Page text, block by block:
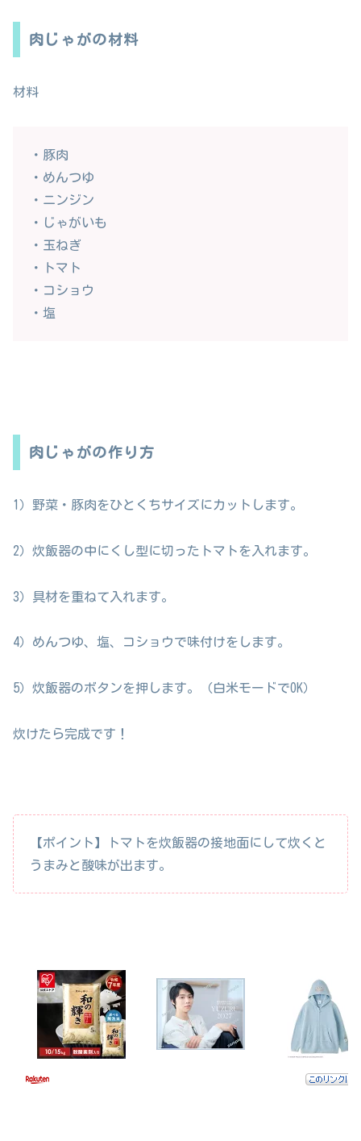
肉じゃがの材料
材料
・豚肉
・めんつゆ
・ニンジン
・じゃがいも
・玉ねぎ
・トマト
・コショウ
・塩
肉じゃがの作り方
1）野菜・豚肉をひとくちサイズにカットします。
2）炊飯器の中にくし型に切ったトマトを入れます。
3）具材を重ねて入れます。
4）めんつゆ、塩、コショウで味付けをします。
5）炊飯器のボタンを押します。（白米モードでOK）
炊けたら完成です！
【ポイント】トマトを炊飯器の接地面にして炊くと
うまみと酸味が出ます。